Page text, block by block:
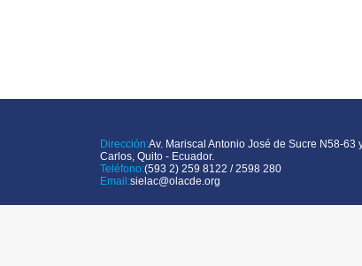
Dirección:Av. Mariscal Antonio José de Sucre N58-
Carlos, Quito - Ecuador.
Teléfono:(593 2) 259 8122 / 2598 280
Email:sielac@olacde.org